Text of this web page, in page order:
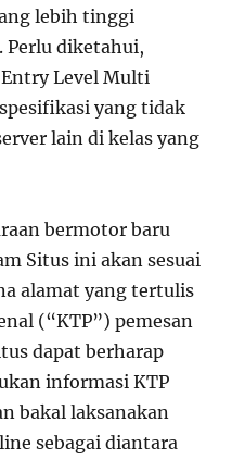
lebih tinggi
Perlu diketahui,
Level Multi
yang tidak
lain di kelas yang
bermotor baru
Situs ini akan sesuai
alamat yang tertulis
(“KTP”) pemesan
dapat berharap
informasi KTP
bakal laksanakan
sebagai diantara